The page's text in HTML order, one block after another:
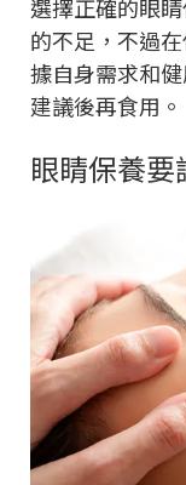
選擇正確的眼
的不足，不過
據自身需求和
建議後再食用。
眼睛保養